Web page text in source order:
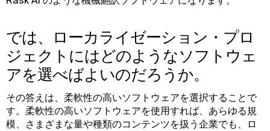
では、ローカライゼーション・プロ
ジェクトにはどのようなソフトウェ
アを選べばよいのだろうか。
その答えは、柔軟性の高いソフトウェアを選択することで
す。柔軟性の高いソフトウェアを使用すれば、あらゆる規
模、さまざまな量や種類のコンテンツを扱う企業でも、ロ